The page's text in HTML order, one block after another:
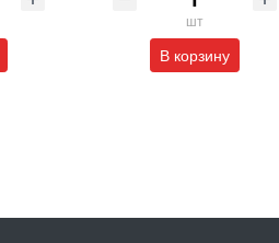
шт
В корзину